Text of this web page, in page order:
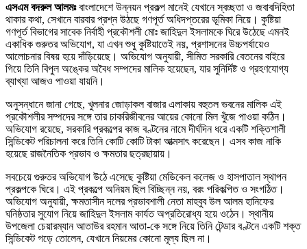
এসএম বদরুল আলমঃবাংলাদেশে উন্নয়ন প্রকল্প মানেই যেখানে স্বচ্ছতা ও জবাবদিহিতা
থাকার কথা, সেখানে বারবার প্রশ্ন উঠছে গণপূর্ত অধিদপ্তরের ভূমিকা নিয়ে। কুষ্টিয়া
গণপূর্ত বিভাগের সাবেক নির্বাহী প্রকৌশলী মোঃ জাহিদুল ইসলামকে ঘিরে উঠেছে এমনই
একাধিক গুরুতর অভিযোগ, যা এখন শুধু কুষ্টিয়াতেই নয়, প্রশাসনের উচ্চপর্যায়েও
আলোচনার বিষয় হয়ে দাঁড়িয়েছে। অভিযোগ অনুযায়ী, সীমিত সরকারি বেতনের বাইরে
গিয়ে তিনি বিপুল অঙ্কের অবৈধ সম্পদের মালিক হয়েছেন, যার সুনির্দিষ্ট ও গ্রহণযোগ্য
ব্যাখ্যা আজও পাওয়া যায়নি।
অনুসন্ধানে জানা গেছে, খুলনার জোড়াকল বাজার এলাকায় বহুতল ভবনের মালিক এই
প্রকৌশলীর সম্পদের সঙ্গে তার চাকরিজীবনের আয়ের কোনো মিল খুঁজে পাওয়া কঠিন।
অভিযোগ রয়েছে, সরকারি প্রকল্পের কাজ বণ্টনের নামে দীর্ঘদিন ধরে একটি শক্তিশালী
সিন্ডিকেট পরিচালনা করে তিনি কোটি কোটি টাকা আত্মসাৎ করেছেন। এসব কাজ নাকি
হয়েছে রাজনৈতিক প্রভাব ও ক্ষমতার ছত্রছায়ায়।
সবচেয়ে গুরুতর অভিযোগ উঠে এসেছে কুষ্টিয়া মেডিকেল কলেজ ও হাসপাতাল স্থাপন
প্রকল্পকে ঘিরে। এই প্রকল্পে অনিয়ম ছিল বিচ্ছিন্ন নয়, বরং পরিকল্পিত ও সংগঠিত।
অভিযোগ অনুযায়ী, ক্ষমতাসীন দলের প্রভাবশালী নেতা মাহবুব উল আলম হানিফের
ঘনিষ্ঠতার সুযোগ নিয়ে জাহিদুল ইসলাম কার্যত অপ্রতিরোধ্য হয়ে ওঠেন। স্থানীয়
উপজেলা চেয়ারম্যান আতাউর রহমান আতা-কে সঙ্গে নিয়ে তিনি টেন্ডার বণ্টনে একটি শক্ত
সিন্ডিকেট গড়ে তোলেন, যেখানে নিয়মের কোনো মূল্য ছিল না।